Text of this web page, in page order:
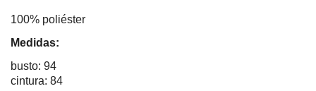
100% poliéster
Medidas:
busto: 94
cintura: 84